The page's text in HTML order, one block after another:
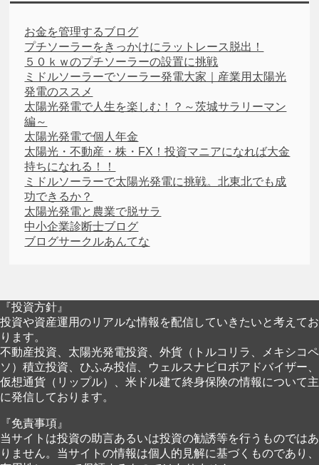
お金を管理するブログ
プチソーラーをきっかけにラットレース脱出！
５０ｋｗのプチソーラーの設置に挑戦
ミドルソーラーでソーラー発電大家｜産業用太陽光
発電のススメ
太陽光発電で人生を楽しむ！？～茨城サラリーマン
編～
太陽光発電で個人年金
太陽光・不動産・株・FX！投資マニアになれば大金
持ちになれる！！
ミドルソーラーで太陽光発電に挑戦。北東北でも成
功できるか？
太陽光発電と農業で脱サラ
中小企業診断士ブログ
ブログサークルあんてな
『投資方針』
投資や資産運用のリアルな情報を配信していきたいと考えてお
ります。
不動産投資、太陽光発電投資、外貨（トルコリラ、メキシコペ
ソ）積立投資、ひふみ投信、ウェルスナビロボアドバイザー、
仮想通貨（リップル）、米ドル建て終身保険の情報について主
に発信しております。
『免責事項』
当サイトは投資の助言あるいは投資の勧誘等を行うものではあ
りません。当サイトの情報は個人的見解に基づくものであり、